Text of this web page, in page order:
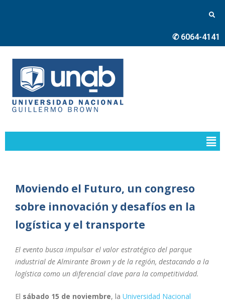
✆ 6064-4141
Moviendo el Futuro, un congreso
sobre innovación y desafíos en la
logística y el transporte
El evento busca impulsar el valor estratégico del parque
industrial de Almirante Brown y de la región, destacando a la
logística como un diferencial clave para la competitividad.
El sábado 15 de noviembre, la Universidad Nacional